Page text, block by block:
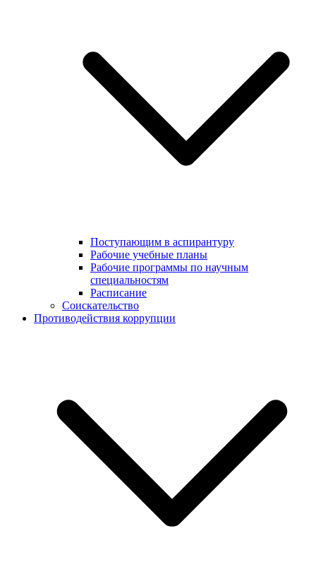
Поступающим в аспирантуру
Рабочие учебные планы
Рабочие программы по научным
специальностям
Расписание
Соискательство
Противодействия коррупции